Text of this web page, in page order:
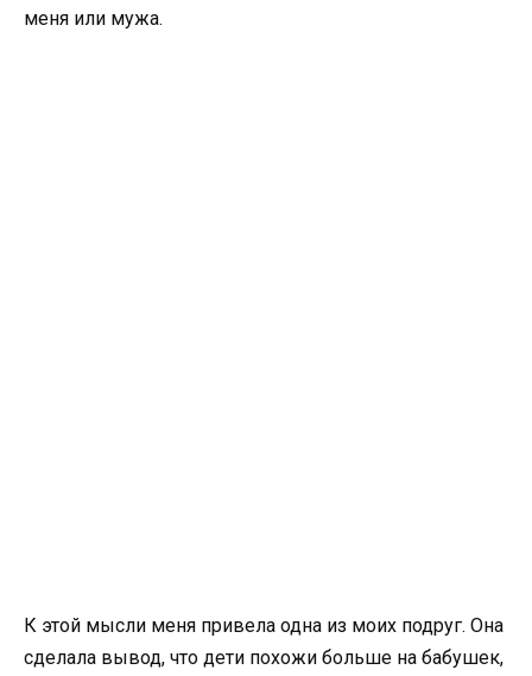
меня или мужа.
К этой мысли меня привела одна из моих подруг. Она
сделала вывод, что дети похожи больше на бабушек,